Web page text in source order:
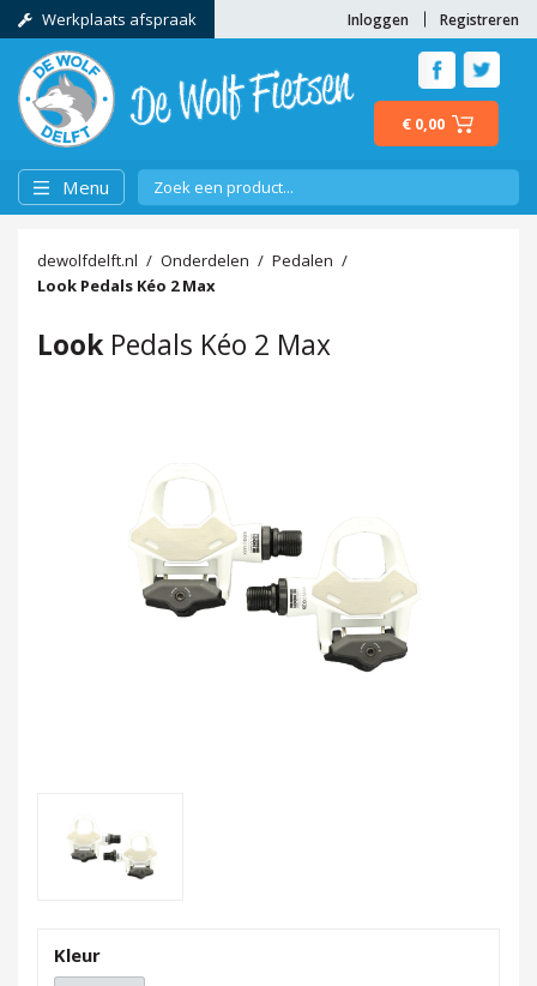
Werkplaats afspraak Registreren
Inloggen
€ 0,00
Menu
dewolfdelft.nl Onderdelen
Pedalen
Look Pedals Kéo 2 Max
Look Pedals Kéo 2 Max
Kleur